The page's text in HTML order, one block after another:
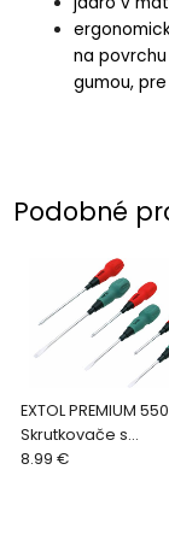
na
gumou,
Podobné
EXTOL PREMIUM
Skrutkovače s
pogumovanou
8.99 €